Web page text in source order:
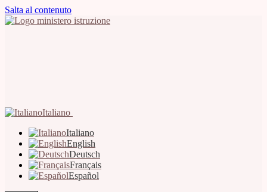
Salta al contenuto
Italiano
Italiano
English
Deutsch
Français
Español